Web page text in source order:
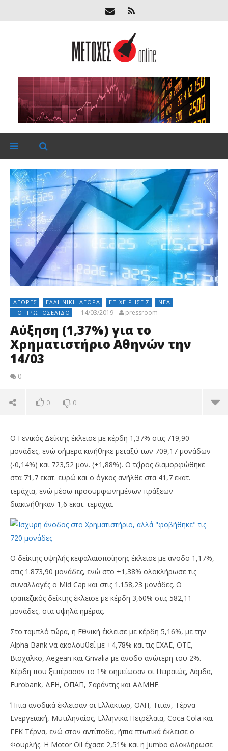
ΑΓΟΡΈΣ ΕΛΛΗΝΙΚΉ ΑΓΟΡΆ ΕΠΙΧΕΙΡΉΣΕΙΣ
ΝΈΑ
ΤΟ ΠΡΩΤΟΣΈΛΙΔΟ
14/03/2019 pressroom
Αύξηση (1,37%) για το
Χρηματιστήριο Αθηνών την
14/03
0
0 0
NOW VIEWING
Αύξηση (1,37%) για το Χρηματιστήριο Αθηνών την
14/03
14/03/2019
pressroom
O Γενικός Δείκτης έκλεισε με κέρδη 1,37% στις 719,90
μονάδες, ενώ σήμερα κινήθηκε μεταξύ των 709,17 μονάδων
(-0,14%) και 723,52 μον. (+1,88%). Ο τζίρος διαμορφώθηκε
στα 71,7 εκατ. ευρώ και ο όγκος ανήλθε στα 41,7 εκατ.
τεμάχια, ενώ μέσω προσυμφωνημένων πράξεων
διακινήθηκαν 1,6 εκατ. τεμάχια.
Ο δείκτης υψηλής κεφαλαιοποίησης έκλεισε με άνοδο 1,17%,
στις 1.873,90 μονάδες, ενώ στο +1,38% ολοκλήρωσε τις
συναλλαγές ο Mid Cap και στις 1.158,23 μονάδες. Ο
τραπεζικός δείκτης έκλεισε με κέρδη 3,60% στις 582,11
μονάδες, στα υψηλά ημέρας.
Στο ταμπλό τώρα, η Εθνική έκλεισε με κέρδη 5,16%, με την
Alpha Bank να ακολουθεί με +4,78% και τις ΕΧΑΕ, ΟΤΕ,
Βιοχαλκο, Aegean και Grivalia με άνοδο ανώτερη του 2%.
Κέρδη που ξεπέρασαν το 1% σημείωσαν οι Πειραιώς, Λάμδα,
Eurobank, ΔΕΗ, ΟΠΑΠ, Σαράντης και ΑΔΜΗΕ.
Ήπια ανοδικά έκλεισαν οι Ελλάκτωρ, ΟΛΠ, Τιτάν, Τέρνα
Ενεργειακή, Μυτιληναίος, Ελληνικά Πετρέλαια, Coca Cola και
ΓΕΚ Τέρνα, ενώ στον αντίποδα, ήπια πτωτικά έκλεισε ο
Φουρλής. Η Motor Oil έχασε 2,51% και η Jumbo ολοκλήρωσε